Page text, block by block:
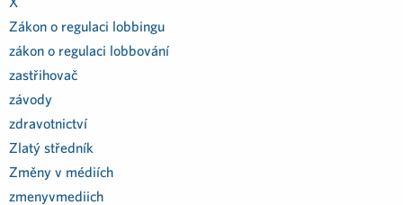
Zákon o regulaci lobbingu
zákon o regulaci lobbování
zastřihovač
závody
zdravotnictví
Zlatý středník
Změny v médiích
zmenyvmediich